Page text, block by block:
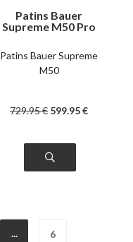
Patins Bauer
Supreme M50 Pro
Patins Bauer Supreme
M50
729.95€ 599.95€
... 6